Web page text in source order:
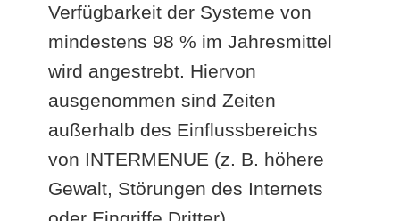
Verfügbarkeit der Systeme von
mindestens 98 % im Jahresmittel
wird angestrebt. Hiervon
ausgenommen sind Zeiten
außerhalb des Einflussbereichs
von INTERMENUE (z. B. höhere
Gewalt, Störungen des Internets